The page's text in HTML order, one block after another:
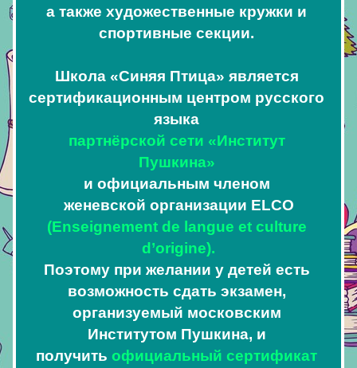
а также художественные кружки и
спортивные секции.
Школа «Синяя Птица» является
сертификационным центром русского
языка
партнёрской сети «Институт
Пушкина»
и официальным членом
женевской организации ELCO
(Enseignement de langue et culture
d’origine).
Поэтому при желании у детей есть
возможность сдать экзамен,
организуемый московским
Институтом Пушкина, и
получить официальный сертификат